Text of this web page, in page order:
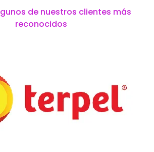
de nuestros clientes más
reconocidos